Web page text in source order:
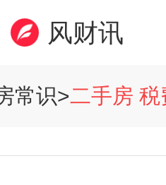
风财讯
常识>二手房 税